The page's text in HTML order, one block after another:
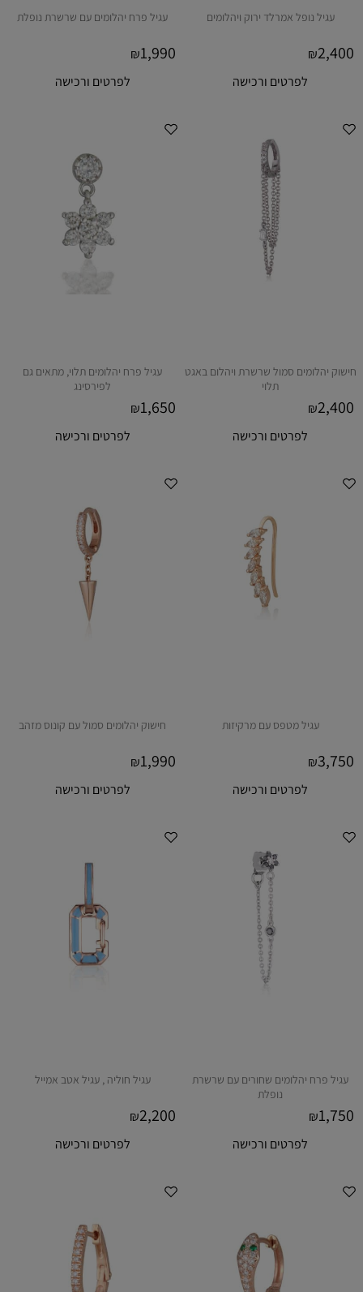
עגיל נופל אמרלד ירוק ויהלומים
₪2,400
לפרטים ורכישה
עגיל פרח יהלומים עם שרשרת נופלת
₪1,990
לפרטים ורכישה
חישוק יהלומים סמול שרשרת ויהלום באגט
תלוי
₪2,400
לפרטים ורכישה
עגיל פרח יהלומים תלוי, מתאים גם
לפירסינג
₪1,650
לפרטים ורכישה
עגיל מטפס עם מרקיזות
₪3,750
לפרטים ורכישה
חישוק יהלומים סמול עם קונוס מזהב
₪1,990
לפרטים ורכישה
עגיל פרח יהלומים שחורים עם שרשרת
נופלת
₪1,750
לפרטים ורכישה
עגיל חוליה , עגיל אטב אמייל
₪2,200
לפרטים ורכישה